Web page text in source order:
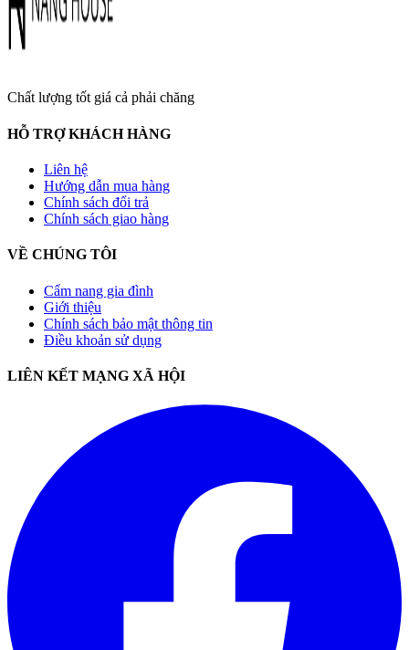
Chất lượng tốt giá cả phải chăng
HỖ TRỢ KHÁCH HÀNG
Liên hệ
Hướng dẫn mua hàng
Chính sách đổi trả
Chính sách giao hàng
VỀ CHÚNG TÔI
Cẩm nang gia đình
Giới thiệu
Chính sách bảo mật thông tin
Điều khoản sử dụng
LIÊN KẾT MẠNG XÃ HỘI